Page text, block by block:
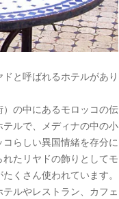
と呼ばれるホテルがあり
の中にあるモロッコの伝
ルで、メディナの中の小
らしい異国情緒を存分に
たリヤドの飾りとしてモ
くさん使われています。
ルやレストラン、カフェ